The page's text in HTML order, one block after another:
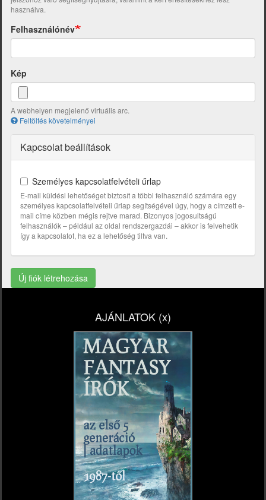
használva.
Felhasználónév
Kép
A webhelyen megjelenő virtuális arc.
Feltöltés követelményei
Kapcsolat beállítások
Személyes kapcsolatfelvételi űrlap
E-mail küldési lehetőséget biztosít a többi felhasználó számára egy
személyes kapcsolatfelvételi űrlap segítségével úgy, hogy a címzett e-
mail címe közben mégis rejtve marad. Bizonyos jogosultságú
felhasználók – például az oldal rendszergazdái – akkor is felvehetik
így a kapcsolatot, ha ez a lehetőség tiltva van.
Új fiók létrehozása
AJÁNLATOK (x)